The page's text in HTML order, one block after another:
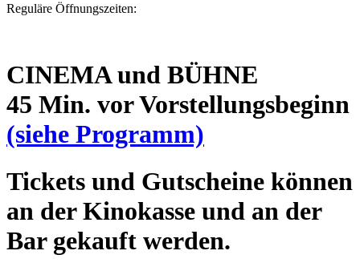
Reguläre Öffnungszeiten:
CINEMA und BÜHNE
45 Min. vor Vorstellungsbeginn
(siehe Programm)
Tickets und Gutscheine können
an der Kinokasse und an der
Bar gekauft werden.